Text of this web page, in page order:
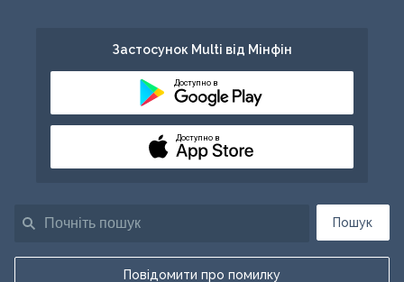
Пошук
Повідомити про помилку
Застосунок Multi від Мінфін
Доступно в
Доступно в